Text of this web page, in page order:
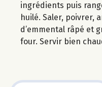
ingrédients puis
huilé. Saler, poivrer,
d’emmental râpé et
four. Servir bien